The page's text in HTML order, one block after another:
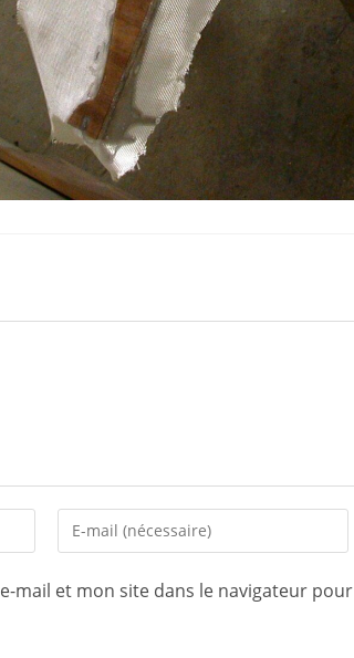
mail et mon site dans le navigateur